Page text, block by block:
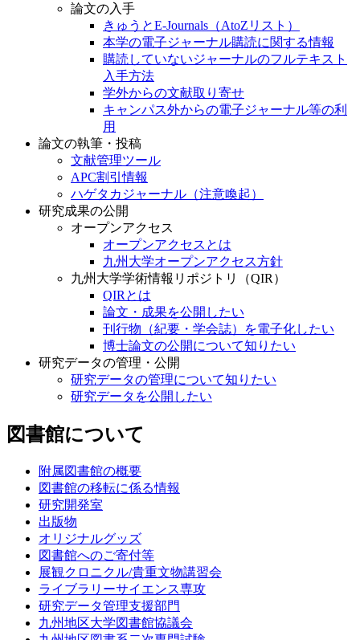
論文の入手
きゅうとE-Journals（AtoZリスト）
本学の電子ジャーナル購読に関する情報
購読していないジャーナルのフルテキスト
入手方法
学外からの文献取り寄せ
キャンパス外からの電子ジャーナル等の利
用
論文の執筆・投稿
文献管理ツール
APC割引情報
ハゲタカジャーナル（注意喚起）
研究成果の公開
オープンアクセス
オープンアクセスとは
九州大学オープンアクセス方針
九州大学学術情報リポジトリ（QIR）
QIRとは
論文・成果を公開したい
刊行物（紀要・学会誌）を電子化したい
博士論文の公開について知りたい
研究データの管理・公開
研究データの管理について知りたい
研究データを公開したい
図書館について
附属図書館の概要
図書館の移転に係る情報
研究開発室
出版物
オリジナルグッズ
図書館へのご寄付等
展観クロニクル/貴重文物講習会
ライブラリーサイエンス専攻
研究データ管理支援部門
九州地区大学図書館協議会